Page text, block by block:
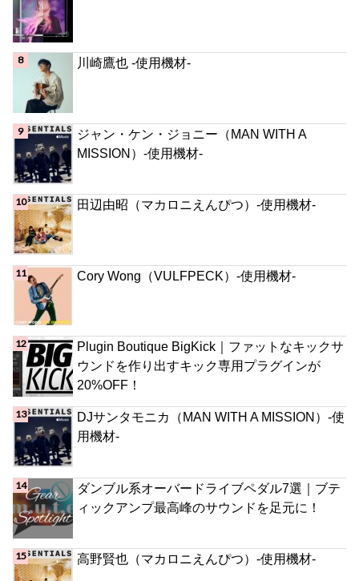
川崎鷹也 -使用機材-
ジャン・ケン・ジョニー（MAN WITH A
MISSION）-使用機材-
田辺由昭（マカロニえんぴつ）-使用機材-
Cory Wong（VULFPECK）-使用機材-
Plugin Boutique BigKick｜ファットなキックサ
ウンドを作り出すキック専用プラグインが
20%OFF！
DJサンタモニカ（MAN WITH A MISSION）-使
用機材-
ダンブル系オーバードライブペダル7選｜ブテ
ィックアンプ最高峰のサウンドを足元に！
高野賢也（マカロニえんぴつ）-使用機材-